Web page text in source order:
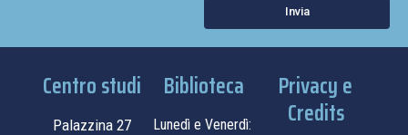
Invia
Centro studi
Palazzina 27
Biblioteca
Lunedì e Venerdì:
Privacy e
Credits